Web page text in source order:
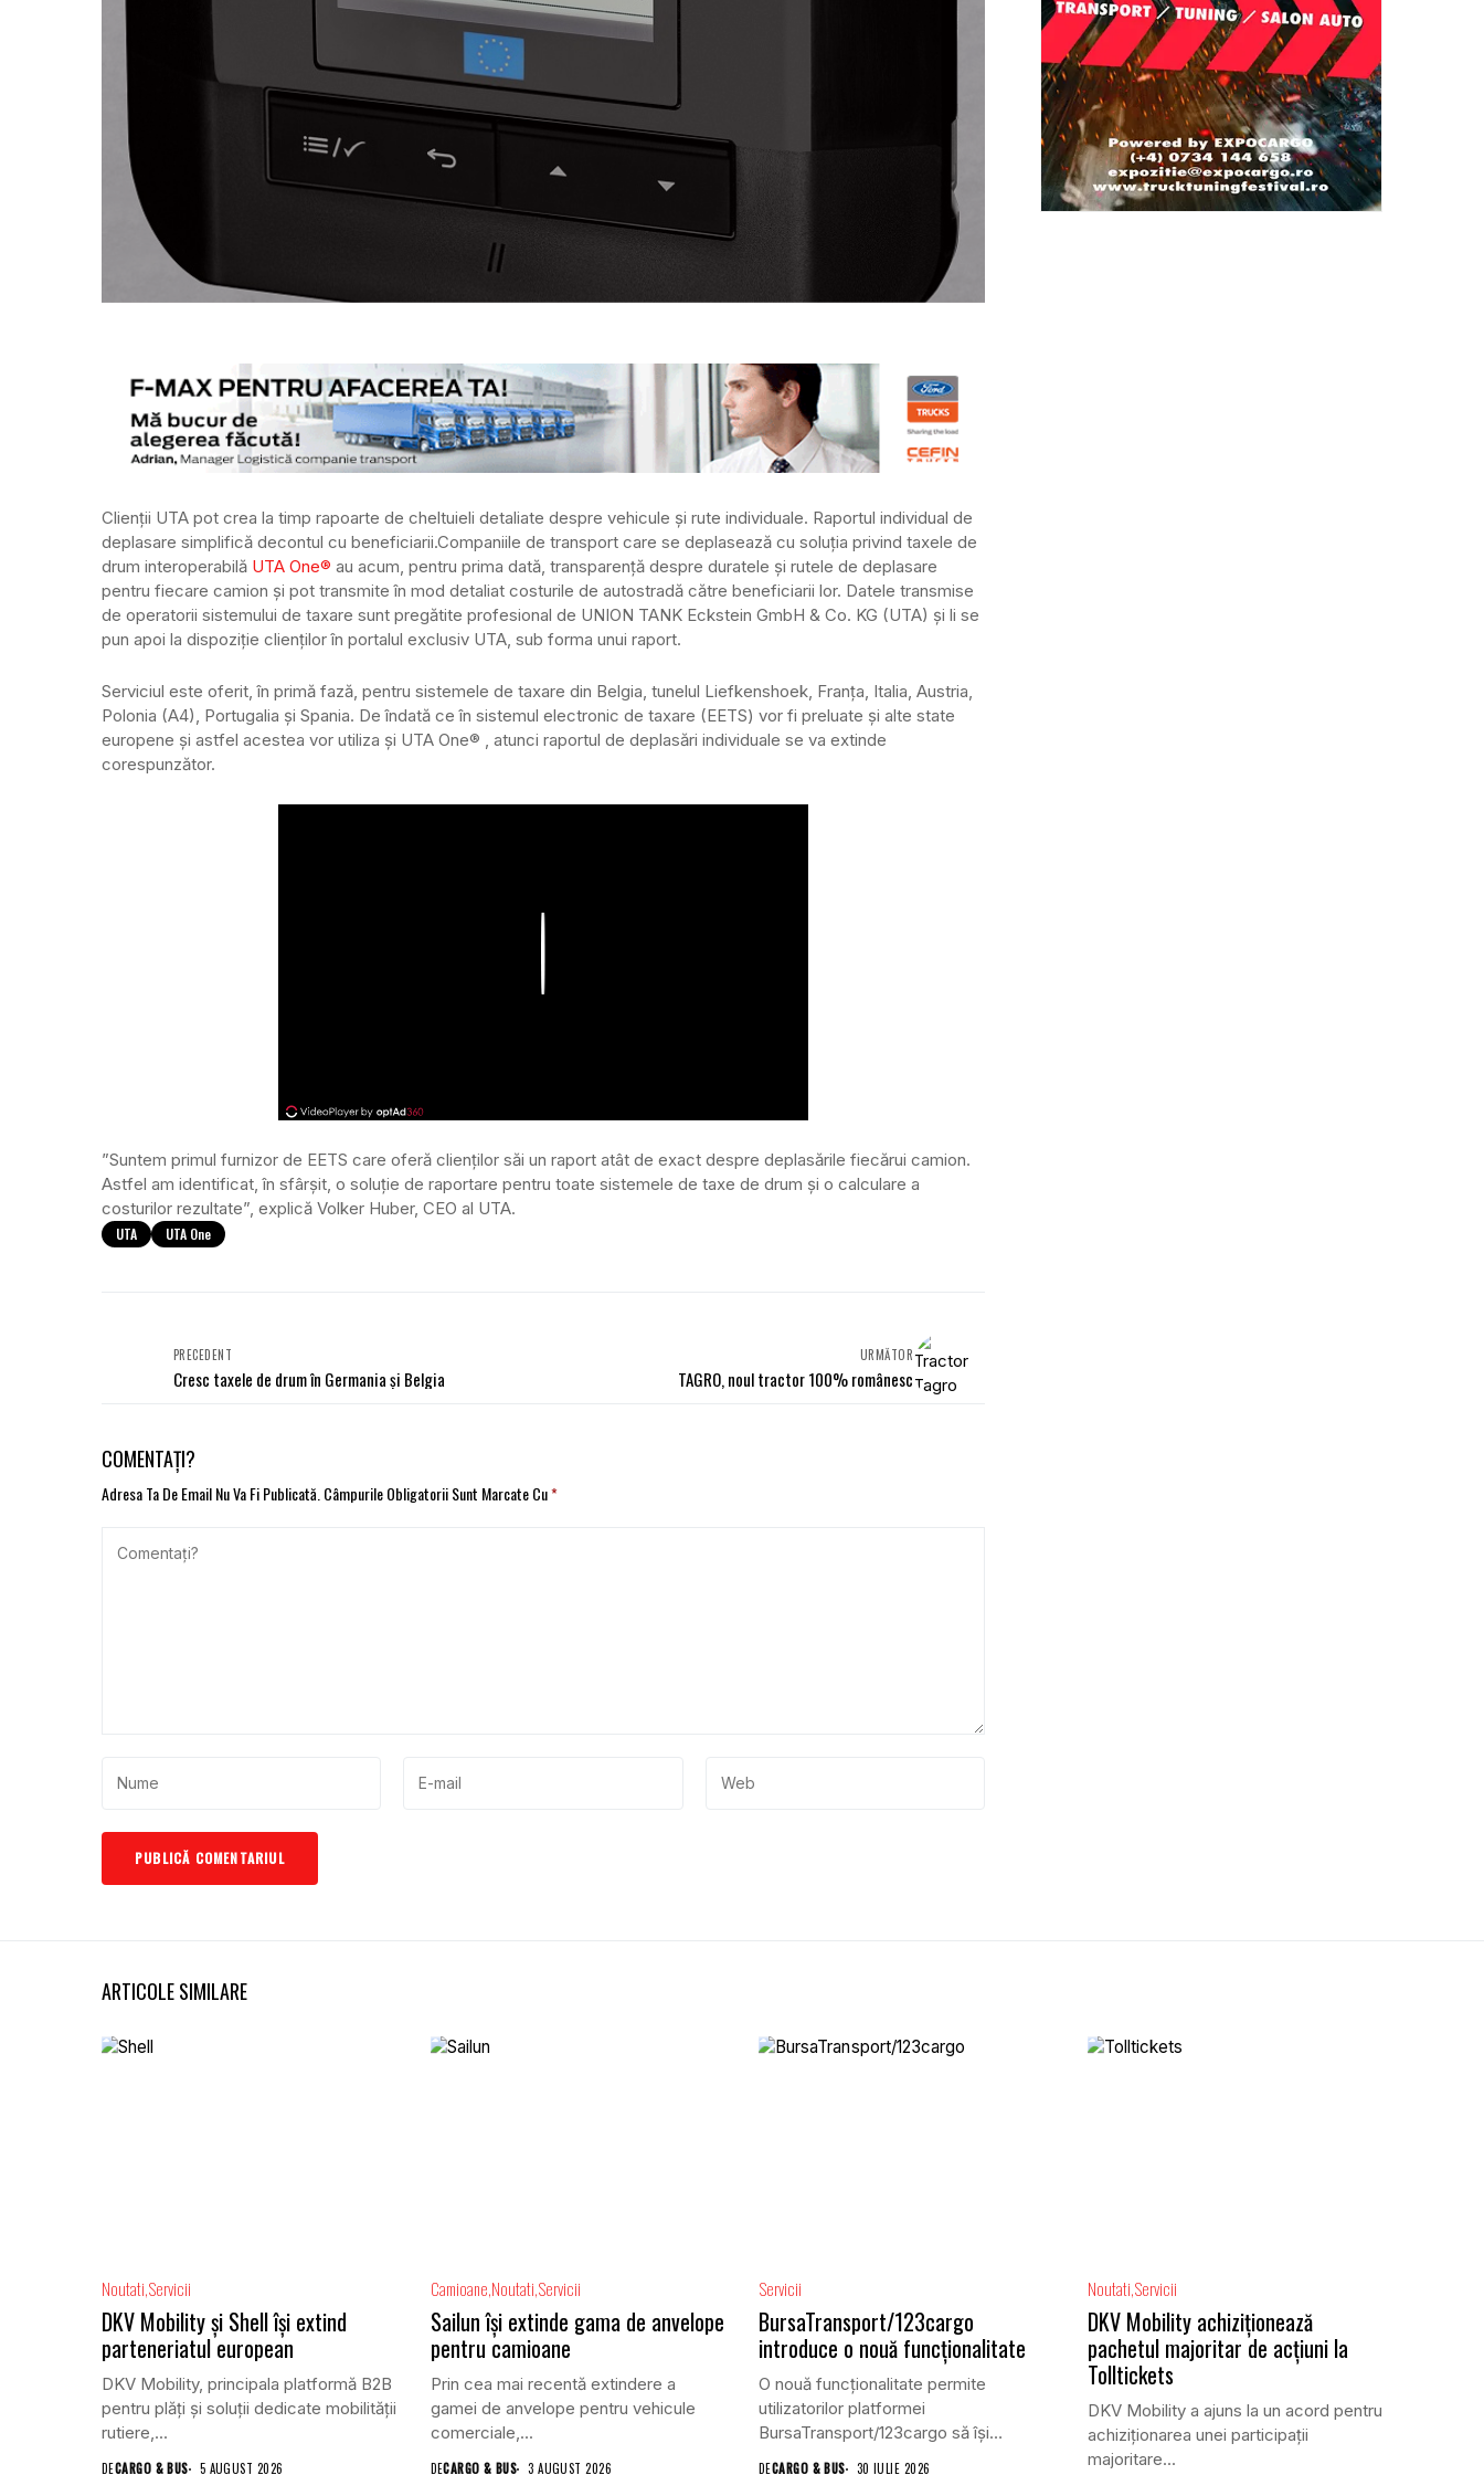
Clienții UTA pot crea la timp rapoarte de cheltuieli detaliate despre vehicule și rute individuale. Raportul individual de
deplasare simplifică decontul cu beneficiarii.Companiile de transport care se deplasează cu soluția privind taxele de
drum interoperabilă UTA One® au acum, pentru prima dată, transparență despre duratele și rutele de deplasare
pentru fiecare camion și pot transmite în mod detaliat costurile de autostradă către beneficiarii lor. Datele transmise
de operatorii sistemului de taxare sunt pregătite profesional de UNION TANK Eckstein GmbH & Co. KG (UTA) și li se
pun apoi la dispoziție clienților în portalul exclusiv UTA, sub forma unui raport.
Serviciul este oferit, în primă fază, pentru sistemele de taxare din Belgia, tunelul Liefkenshoek, Franța, Italia, Austria,
Polonia (A4), Portugalia și Spania. De îndată ce în sistemul electronic de taxare (EETS) vor fi preluate și alte state
europene și astfel acestea vor utiliza și UTA One® , atunci raportul de deplasări individuale se va extinde
corespunzător.
”Suntem primul furnizor de EETS care oferă clienților săi un raport atât de exact despre deplasările fiecărui camion.
Astfel am identificat, în sfârșit, o soluție de raportare pentru toate sistemele de taxe de drum și o calculare a
costurilor rezultate”, explică Volker Huber, CEO al UTA.
UTA UTA One
PRECEDENT
Cresc taxele de drum în Germania și Belgia
URMĂTOR
TAGRO, noul tractor 100% românesc
COMENTAȚI?
Adresa Ta De Email Nu Va Fi Publicată. Câmpurile Obligatorii Sunt Marcate Cu*
ARTICOLE SIMILARE
Noutati Servicii
DKV Mobility și Shell își extind
parteneriatul european
DKV Mobility, principala platformă B2B
pentru plăți și soluții dedicate mobilității
rutiere,...
DECARGO & BUS 5 AUGUST 2026
Camioane Noutati Servicii
Sailun își extinde gama de anvelope
pentru camioane
Prin cea mai recentă extindere a
gamei de anvelope pentru vehicule
comerciale,...
DECARGO & BUS 3 AUGUST 2026
Servicii
BursaTransport/123cargo
introduce o nouă funcționalitate
O nouă funcționalitate permite
utilizatorilor platformei
BursaTransport/123cargo să își
evalueze partenerii după...
DECARGO & BUS 30 IULIE 2026
Noutati Servicii
DKV Mobility achiziționează
pachetul majoritar de acțiuni la
Tolltickets
DKV Mobility a ajuns la un acord pentru
achiziționarea unei participații
majoritare...